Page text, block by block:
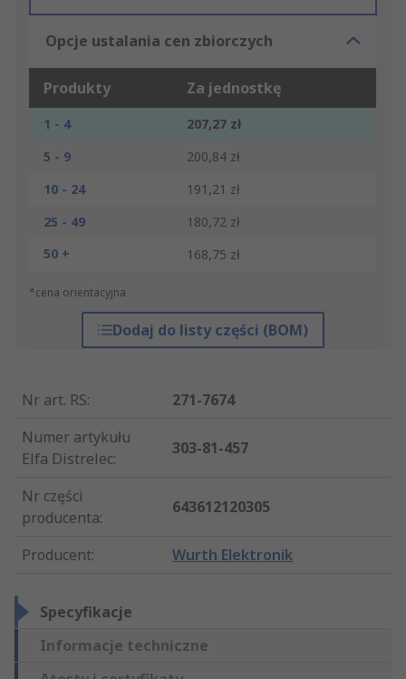
Opcje ustalania cen zbiorczych
Produkty Za jednostkę
1 - 4
207,27 zł
5 - 9
200,84 zł
10 - 24
191,21 zł
25 - 49
180,72 zł
50 +
168,75 zł
*cena orientacyjna
Dodaj do listy części (BOM)
Nr art. RS:
271-7674
Numer artykułu
Elfa Distrelec:
303-81-457
Nr części
producenta:
643612120305
Producent: Wurth Elektronik
Specyfikacje
Informacje techniczne